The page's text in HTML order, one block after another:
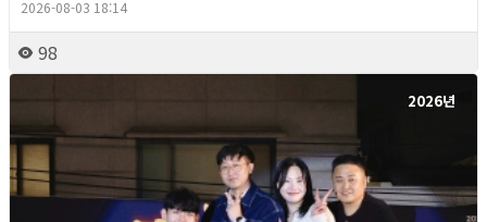
2026-08-03 18:14
98
2026년